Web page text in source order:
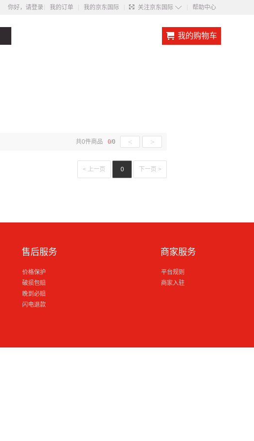
你好，请登录 我的订单 我的京东国际 关注京东国际 ◇ 帮助中心
我的购物车
0/0 < >
共0件商品
< 上一页 0 下一页 >
售后服务
价格保护
破损包赔
晚到必赔
闪电退款
商家服务
平台规则
商家入驻